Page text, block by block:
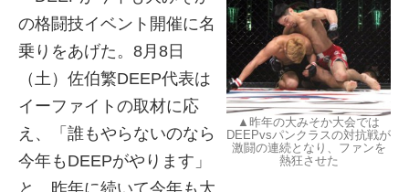
▲昨年の大みそか大会では
DEEPvsパンクラスの対抗戦が
激闘の連続となり、ファンを
熱狂させた
の格闘技イベント開催に名
乗りをあげた。8月8日
（土）佐伯繁DEEP代表は
イーファイトの取材に応
え、「誰もやらないのなら
今年もDEEPがやります」